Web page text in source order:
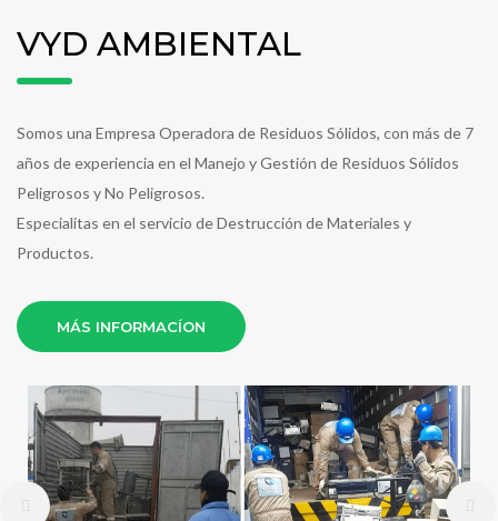
VYD AMBIENTAL
Somos una Empresa Operadora de Residuos Sólidos, con más de 7
años de experiencia en el Manejo y Gestión de Residuos Sólidos
Peligrosos y No Peligrosos.
Especialitas en el servicio de Destrucción de Materiales y
Productos.
MÁS INFORMACÍON